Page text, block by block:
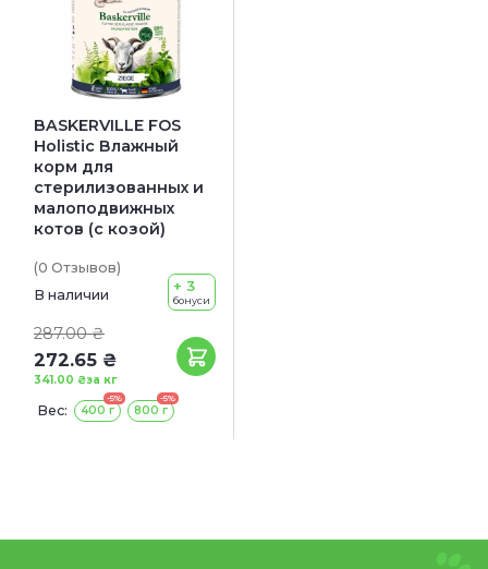
BASKERVILLE FOS
Holistic Влажный
корм для
стерилизованных и
малоподвижных
котов (с козой)
(0 Отзывов)
В наличии
287.00 ₴
272.65 ₴
за кг
341.00 ₴
+ 3
бонуси
Вес:
-5%
400 г
-5%
800 г